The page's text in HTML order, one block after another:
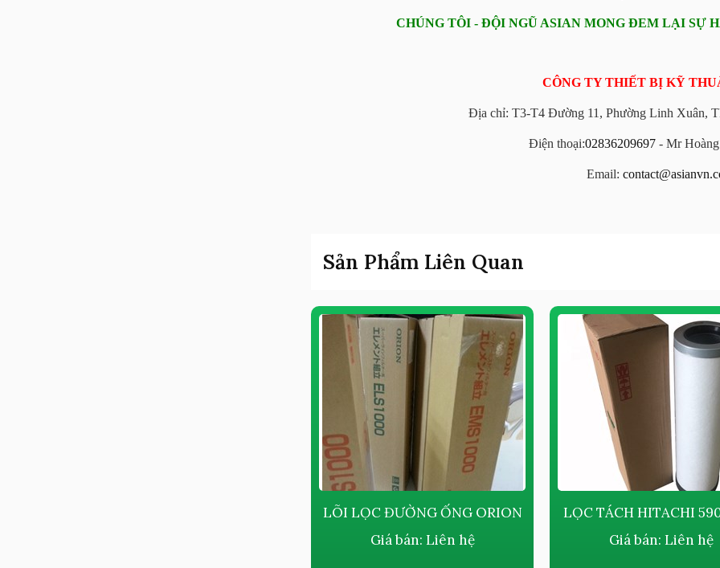
CHÚNG TÔI - ĐỘI NGŨ ASIAN MONG ĐEM LẠI SỰ
CÔNG TY THIẾT BỊ KỸ
Địa chỉ: T3-T4 Đường 11, Phường Linh Xuân,
Điện thoại:02836209697- Mr
Email:
Sản Phẩm Liên Quan
LÕI LỌC ĐƯỜNG ỐNG ORION
Giá bán: Liên hệ
LỌC TÁCH HITACHI
Giá bán: Liên hệ